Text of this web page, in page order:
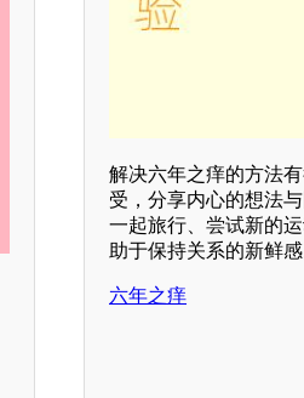
解决六年之痒的方法
受，分享内心的想法
一起旅行、尝试新的
助于保持关系的新鲜感
六年之痒